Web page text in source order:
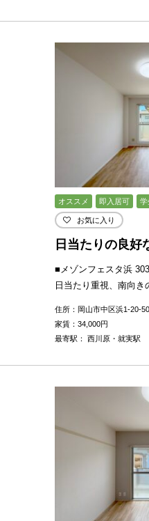
オススメ 即入居可 学
お気に入り
日当たりの良好
■メゾンフェスタ浜 303
日当たり重視、南向き
住所：岡山市中区浜1-20-
家賃： 34,000円
最寄駅： 西川原・就実駅